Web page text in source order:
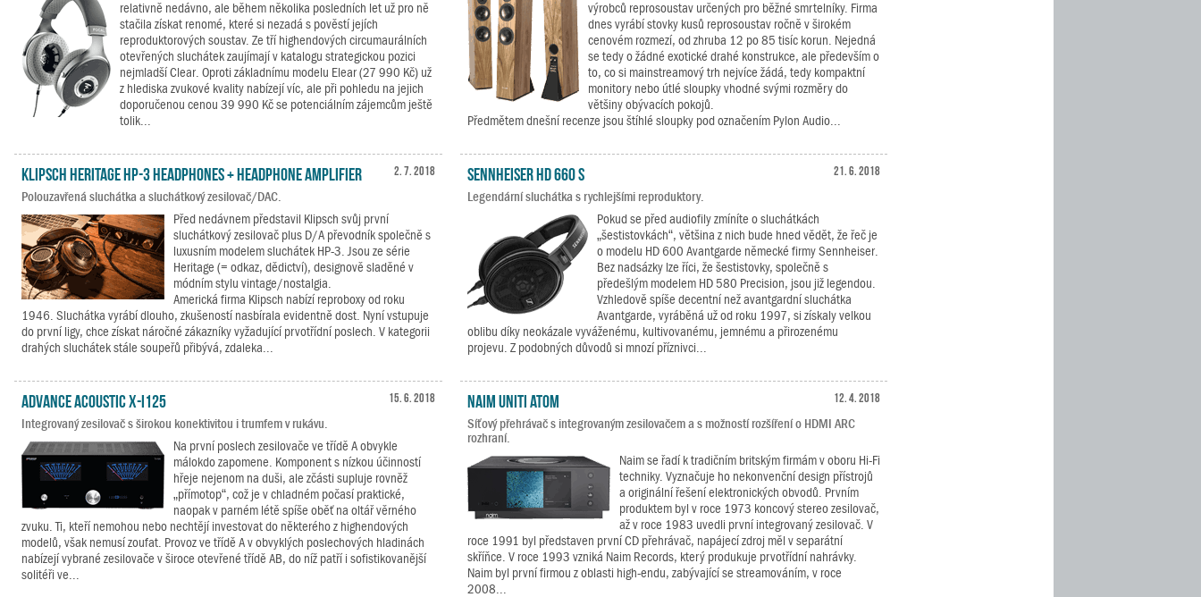
relativně nedávno, ale během několika posledních let už pro ně
stačila získat renomé, které si nezadá s pověstí jejích
reproduktorových soustav. Ze tří highendových circumaurálních
otevřených sluchátek zaujímají v katalogu strategickou pozici
nejmladší Clear. Oproti základnímu modelu Elear (27 990 Kč) už
z hlediska zvukové kvality nabízejí víc, ale při pohledu na jejich
doporučenou cenou 39 990 Kč se potenciálním zájemcům ještě
tolik...
výrobců reprosoustav určených pro běžné smrtelníky. Firma
dnes vyrábí stovky kusů reprosoustav ročně v širokém
cenovém rozmezí, od zhruba 12 po 85 tisíc korun. Nejedná
se tedy o žádné exotické drahé konstrukce, ale především o
to, co si mainstreamový trh nejvíce žádá, tedy kompaktní
monitory nebo útlé sloupky vhodné svými rozměry do
většiny obývacích pokojů.
Předmětem dnešní recenze jsou štíhlé sloupky pod označením Pylon Audio...
2. 7. 2018
Klipsch Heritage HP-3 Headphones + Headphone Amplifier
Polouzavřená sluchátka a sluchátkový zesilovač/DAC.
Před nedávnem představil Klipsch svůj první
sluchátkový zesilovač plus D/A převodník společně s
luxusním modelem sluchátek HP-3. Jsou ze série
Heritage (= odkaz, dědictví), designově sladěné v
módním stylu vintage/nostalgia.
Americká firma Klipsch nabízí reproboxy od roku
1946. Sluchátka vyrábí dlouho, zkušeností nasbírala evidentně dost. Nyní vstupuje
do první ligy, chce získat náročné zákazníky vyžadující prvotřídní poslech. V kategorii
drahých sluchátek stále soupeřů přibývá, zdaleka...
21. 6. 2018
Sennheiser HD 660 S
Legendární sluchátka s rychlejšími reproduktory.
Pokud se před audiofily zmíníte o sluchátkách
„šestistovkách“, většina z nich bude hned vědět, že řeč je
o modelu HD 600 Avantgarde německé firmy Sennheiser.
Bez nadsázky lze říci, že šestistovky, společně s
předešlým modelem HD 580 Precision, jsou již legendou.
Vzhledově spíše decentní než avantgardní sluchátka
Avantgarde, vyráběná už od roku 1997, si získaly velkou
oblibu díky neokázale vyváženému, kultivovanému, jemnému a přirozenému
projevu. Z podobných důvodů si mnozí příznivci...
15. 6. 2018
Advance Acoustic X-I125
Integrovaný zesilovač s širokou konektivitou i trumfem v rukávu.
Na první poslech zesilovače ve třídě A obvykle
málokdo zapomene. Komponent s nízkou účinností
hřeje nejenom na duši, ale zčásti supluje rovněž
„přímotop“, což je v chladném počasí praktické,
naopak v parném létě spíše oběť na oltář věrného
zvuku. Ti, kteří nemohou nebo nechtějí investovat do některého z highendových
modelů, však nemusí zoufat. Provoz ve třídě A v obvyklých poslechových hladinách
nabízejí vybrané zesilovače v široce otevřené třídě AB, do níž patří i sofistikovanější
solitéři ve...
12. 4. 2018
Naim Uniti Atom
Síťový přehrávač s integrovaným zesilovačem a s možností rozšíření o HDMI ARC
rozhraní.
Naim se řadí k tradičním britským firmám v oboru Hi-Fi
techniky. Vyznačuje ho nekonvenční design přístrojů
a originální řešení elektronických obvodů. Prvním
produktem byl v roce 1973 koncový stereo zesilovač,
až v roce 1983 uvedli první integrovaný zesilovač. V
roce 1991 byl představen první CD přehrávač, napájecí zdroj měl v separátní
skříňce. V roce 1993 vzniká Naim Records, který produkuje prvotřídní nahrávky.
Naim byl první firmou z oblasti high-endu, zabývající se streamováním, v roce
2008...